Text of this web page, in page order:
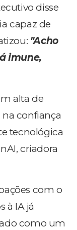
disse
capaz de
"Acho
imune,
alta de
na confiança
tecnológica
criadora
com o
à IA já
como um